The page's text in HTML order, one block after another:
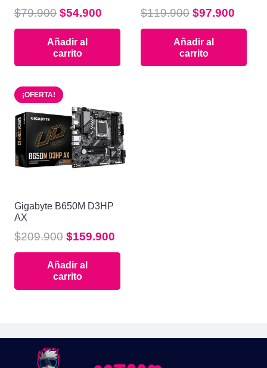
$79.900 El
precio
original
era:
$54.900
precio
Añadir al
carrito
$119.900 El
precio
original
era:
$97.900
Añadir al
carrito
¡OFERTA!
Gigabyte B650M D3HP
AX
$209.900 El
precio
original
era:
$159.900
precio
Añadir al
carrito